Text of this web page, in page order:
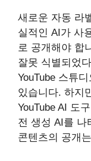
새로운 자동 라
실적인 AI가 사
로 공개해야 합
잘못 식별되었
YouTube 스튜
있습니다. 하지
YouTube AI 도
전 생성 AI를 나
콘텐츠의 공개